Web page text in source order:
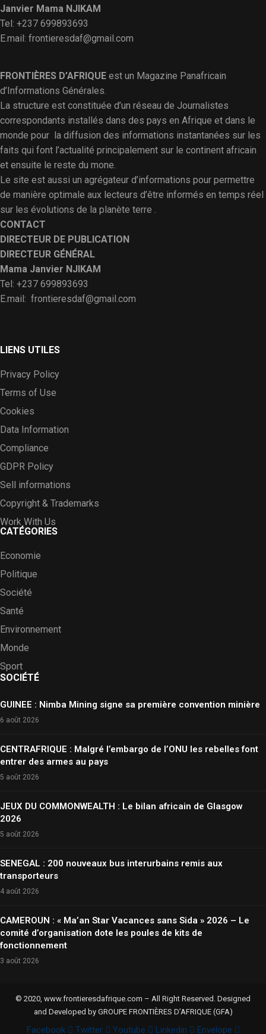
Janvier Mama NJIKAM
Tel: +237 699893693
E.mail: frontieresdaf@gmail.com
FRONTIÈRES D’AFRIQUE est un Magazine Panafricain
d’Informations Générales.
La structure est constituée d’un réseau de Journalistes
correspondants installés dans des pays en Afrique et dans le
monde pour la diffusion des informations instantanées sur les
faits qui font l’actualité principalement sur le continent africain
et ensuite le reste du mone.
Le site est aussi un agrégateur d’informations pour permettre
de manière optimale aux lecteurs d’être informés en temps réel
sur les évolutions de la planète terre .
CONTACT
DIRECTEUR DE PUBLICATION
DIRECTEUR GÉNÉRAL
Mama Janvier NJIKAM
Tel: +237 699893693
E.mail: frontieresdaf@gmail.com
LIENS UTILES
Privacy Policy
Terms of Use
Cookies
Data Information
Compliance
GDPR Policy
Sell informations
Copyright & Trademarks
Work With Us
CATÉGORIES
Economie
Politique
Société
Santé
Environnement
Monde
Sport
SOCIÉTÉ
GUINEE : Nimba Mining signe sa première convention minière
6 août 2026
CENTRAFRIQUE : Malgré l’embargo de l’ONU les rebelles font
entrer des armes au pays
5 août 2026
JEUX DU COMMONWEALTH : Le bilan africain de Glasgow
2026
5 août 2026
SENEGAL : 200 nouveaux bus interurbains remis aux
transporteurs
4 août 2026
CAMEROUN : « Ma’an Star Vacances sans Sida » 2026 – Le
comité d’organisation dote les poules de kits de
fonctionnement
3 août 2026
© 2020, www.frontieresdafrique.com – All Right Reserved. Designed
and Developed by GROUPE FRONTIÈRES D’AFRIQUE (GFA)
Facebook Twitter Youtube Linkedin Envelope